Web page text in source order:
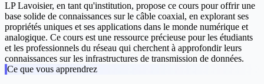
LP Lavoisier, en tant qu'institution, propose ce cours pour offrir une
base solide de connaissances sur le câble coaxial, en explorant ses
propriétés uniques et ses applications dans le monde numérique et
analogique. Ce cours est une ressource précieuse pour les étudiants
et les professionnels du réseau qui cherchent à approfondir leurs
connaissances sur les infrastructures de transmission de données.
Ce que vous apprendrez